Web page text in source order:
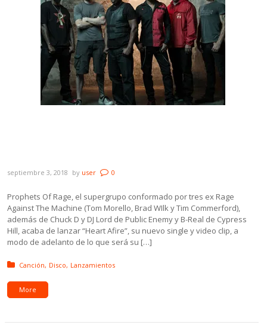
septiembre 3, 2018 by user 0
Prophets Of Rage, el supergrupo conformado por tres ex Rage
Against The Machine (Tom Morello, Brad WIlk y Tim Commerford),
además de Chuck D y DJ Lord de Public Enemy y B-Real de Cypress
Hill, acaba de lanzar “Heart Afire”, su nuevo single y video clip, a
modo de adelanto de lo que será su […]
Posted in:
Canción Disco Lanzamientos
More